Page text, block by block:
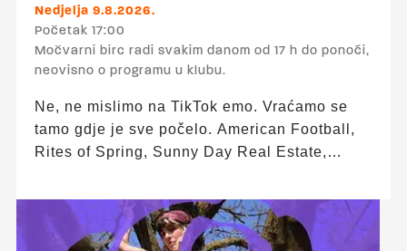
Nedjelja 9.8.2026.
Početak 17:00
Močvarni birc radi svakim danom od 17 h do ponoći,
neovisno o programu u klubu.
Ne, ne mislimo na TikTok emo. Vraćamo se
tamo gdje je sve počelo. American Football,
Rites of Spring, Sunny Day Real Estate,
i ostali koji su shvatili da nije sramota imati
osjećaje. Happy Hour od 17:00 do 19:00 – sve
po 3 €! (Nikšićko, Vukovarsko, Ožujsko,